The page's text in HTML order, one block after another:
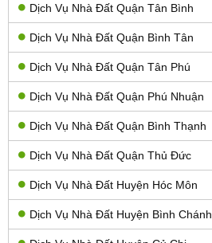
Dịch Vụ Nhà Đất Quận Tân Bình
Dịch Vụ Nhà Đất Quận Bình Tân
Dịch Vụ Nhà Đất Quận Tân Phú
Dịch Vụ Nhà Đất Quận Phú Nhuận
Dịch Vụ Nhà Đất Quận Bình Thạnh
Dịch Vụ Nhà Đất Quận Thủ Đức
Dịch Vụ Nhà Đất Huyện Hóc Môn
Dịch Vụ Nhà Đất Huyện Bình Chánh